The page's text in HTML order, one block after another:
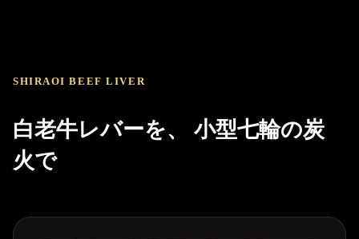
SHIRAOI BEEF LIVER
白老牛レバーを、 小型七輪の炭
火で